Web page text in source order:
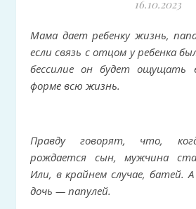
16.10.2023
Мама дает ребенку жизнь, папа – силы жить. И
если связь с отцом у ребенка
бессилие он будет
форме всю жизнь.
Правду говорят, что,
рождается сын, мужчина
Или, в крайнем случае, батей.
дочь — папулей.